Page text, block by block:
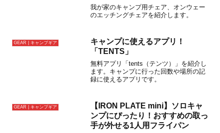
我が家のキャンプ用チェア、オンウェー
のエッチングチェアを紹介します。
GEAR | キャンプギア
キャンプに使えるアプリ！
「TENTS」
無料アプリ「tents（テンツ）」を紹介し
ます。キャンプに行った回数や場所の記
録に使えるアプリです。
GEAR | キャンプギア
【IRON PLATE mini】ソロキャ
ンプにぴったり！おすすめの取っ
手が外せる1人用フライパン